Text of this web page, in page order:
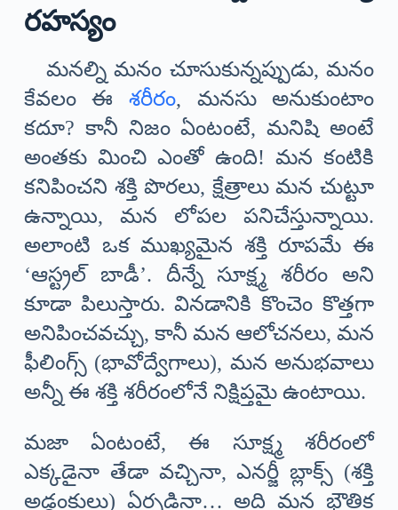
రహస్యం
మనల్ని మనం చూసుకున్నప్పుడు, మనం
కేవలం ఈ శరీరం, మనసు అనుకుంటాం
కదూ? కానీ నిజం ఏంటంటే, మనిషి అంటే
అంతకు మించి ఎంతో ఉంది! మన కంటికి
కనిపించని శక్తి పొరలు, క్షేత్రాలు మన చుట్టూ
ఉన్నాయి, మన లోపల పనిచేస్తున్నాయి.
అలాంటి ఒక ముఖ్యమైన శక్తి రూపమే ఈ
‘ఆస్ట్రల్ బాడీ’. దీన్నే సూక్ష్మ శరీరం అని
కూడా పిలుస్తారు. వినడానికి కొంచెం కొత్తగా
అనిపించవచ్చు, కానీ మన ఆలోచనలు, మన
ఫీలింగ్స్ (భావోద్వేగాలు), మన అనుభవాలు
అన్నీ ఈ శక్తి శరీరంలోనే నిక్షిప్తమై ఉంటాయి.
మజా ఏంటంటే, ఈ సూక్ష్మ శరీరంలో
ఎక్కడైనా తేడా వచ్చినా, ఎనర్జీ బ్లాక్స్ (శక్తి
అడ్డంకులు) ఏర్పడినా… అది మన భౌతిక